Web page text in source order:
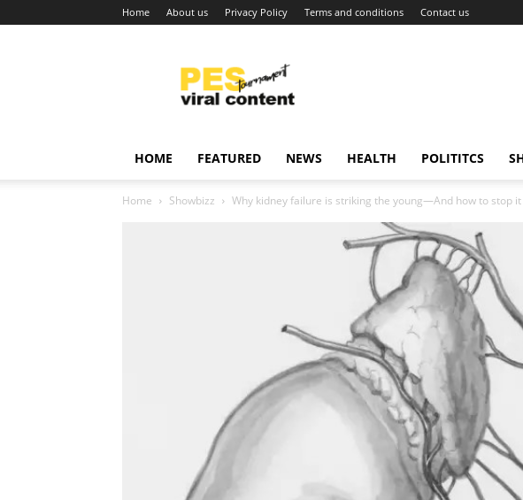
Home About us Privacy Policy Terms and conditions Contact us
content
around
HOME FEATURED NEWS HEALTH POLITITCS
Home Showbizz Why kidney failure is striking the young—And how to stop it